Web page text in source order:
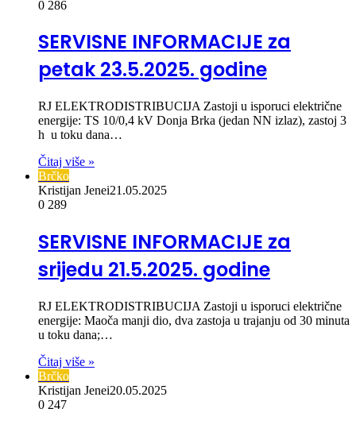
0 286
SERVISNE INFORMACIJE za
petak 23.5.2025. godine
RJ ELEKTRODISTRIBUCIJA Zastoji u isporuci električne
energije: TS 10/0,4 kV Donja Brka (jedan NN izlaz), zastoj 3
h u toku dana…
Čitaj više »
Brčko
Kristijan Jenei21.05.2025
0 289
SERVISNE INFORMACIJE za
srijedu 21.5.2025. godine
RJ ELEKTRODISTRIBUCIJA Zastoji u isporuci električne
energije: Maoča manji dio, dva zastoja u trajanju od 30 minuta
u toku dana;…
Čitaj više »
Brčko
Kristijan Jenei20.05.2025
0 247